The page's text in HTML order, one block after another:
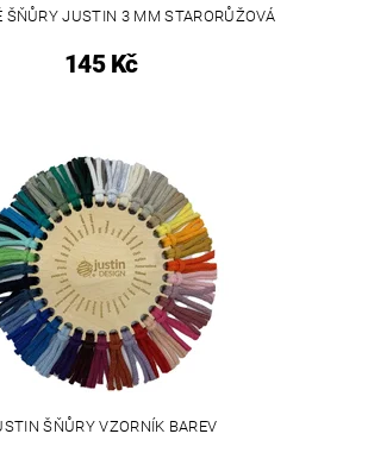
ŠŇŮRY JUSTIN 3 MM STARORŮŽOVÁ
145 Kč
ŠŇŮRY VZORNÍK BAREV